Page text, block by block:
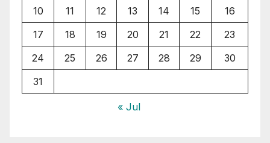
10
11 12 13 14 15
16
17
18 19 20 21 22
23
24
25 26 27 28 29
30
31
« Jul